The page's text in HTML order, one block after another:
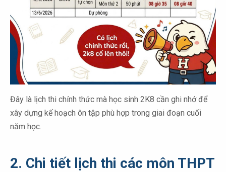
Đây là lịch thi chính thức mà học sinh 2K8 cần ghi nhớ để
xây dựng kế hoạch ôn tập phù hợp trong giai đoạn cuối
năm học.
2. Chi tiết lịch thi các môn THPT